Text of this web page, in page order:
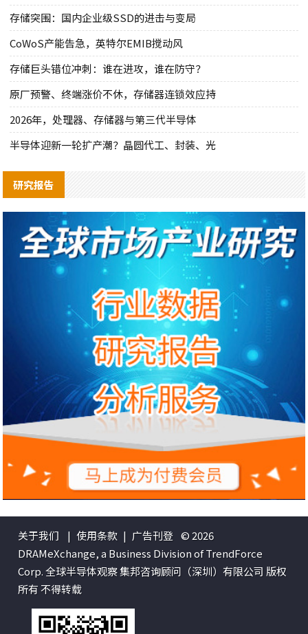
存储突围：国内企业级SSD的进击与变局
CoWoS产能告急，英特尔EMIB搅动风
存储巨头错位冲刺：谁在进攻，谁在防守？
原厂预警、终端涨价不休，存储器连锁效应持
2026年，处理器、存储器与第三代半导体
半导体迎新一轮扩产潮？晶圆代工、封装、光
研究报告
关于我们 | 使用条款 | 广告刊登 © 2026
DRAMeXchange, a Business Division of TrendForce
Corp. 全球半导体观察 集邦咨询顾问（深圳）有限公司 版权
所有 不得转载